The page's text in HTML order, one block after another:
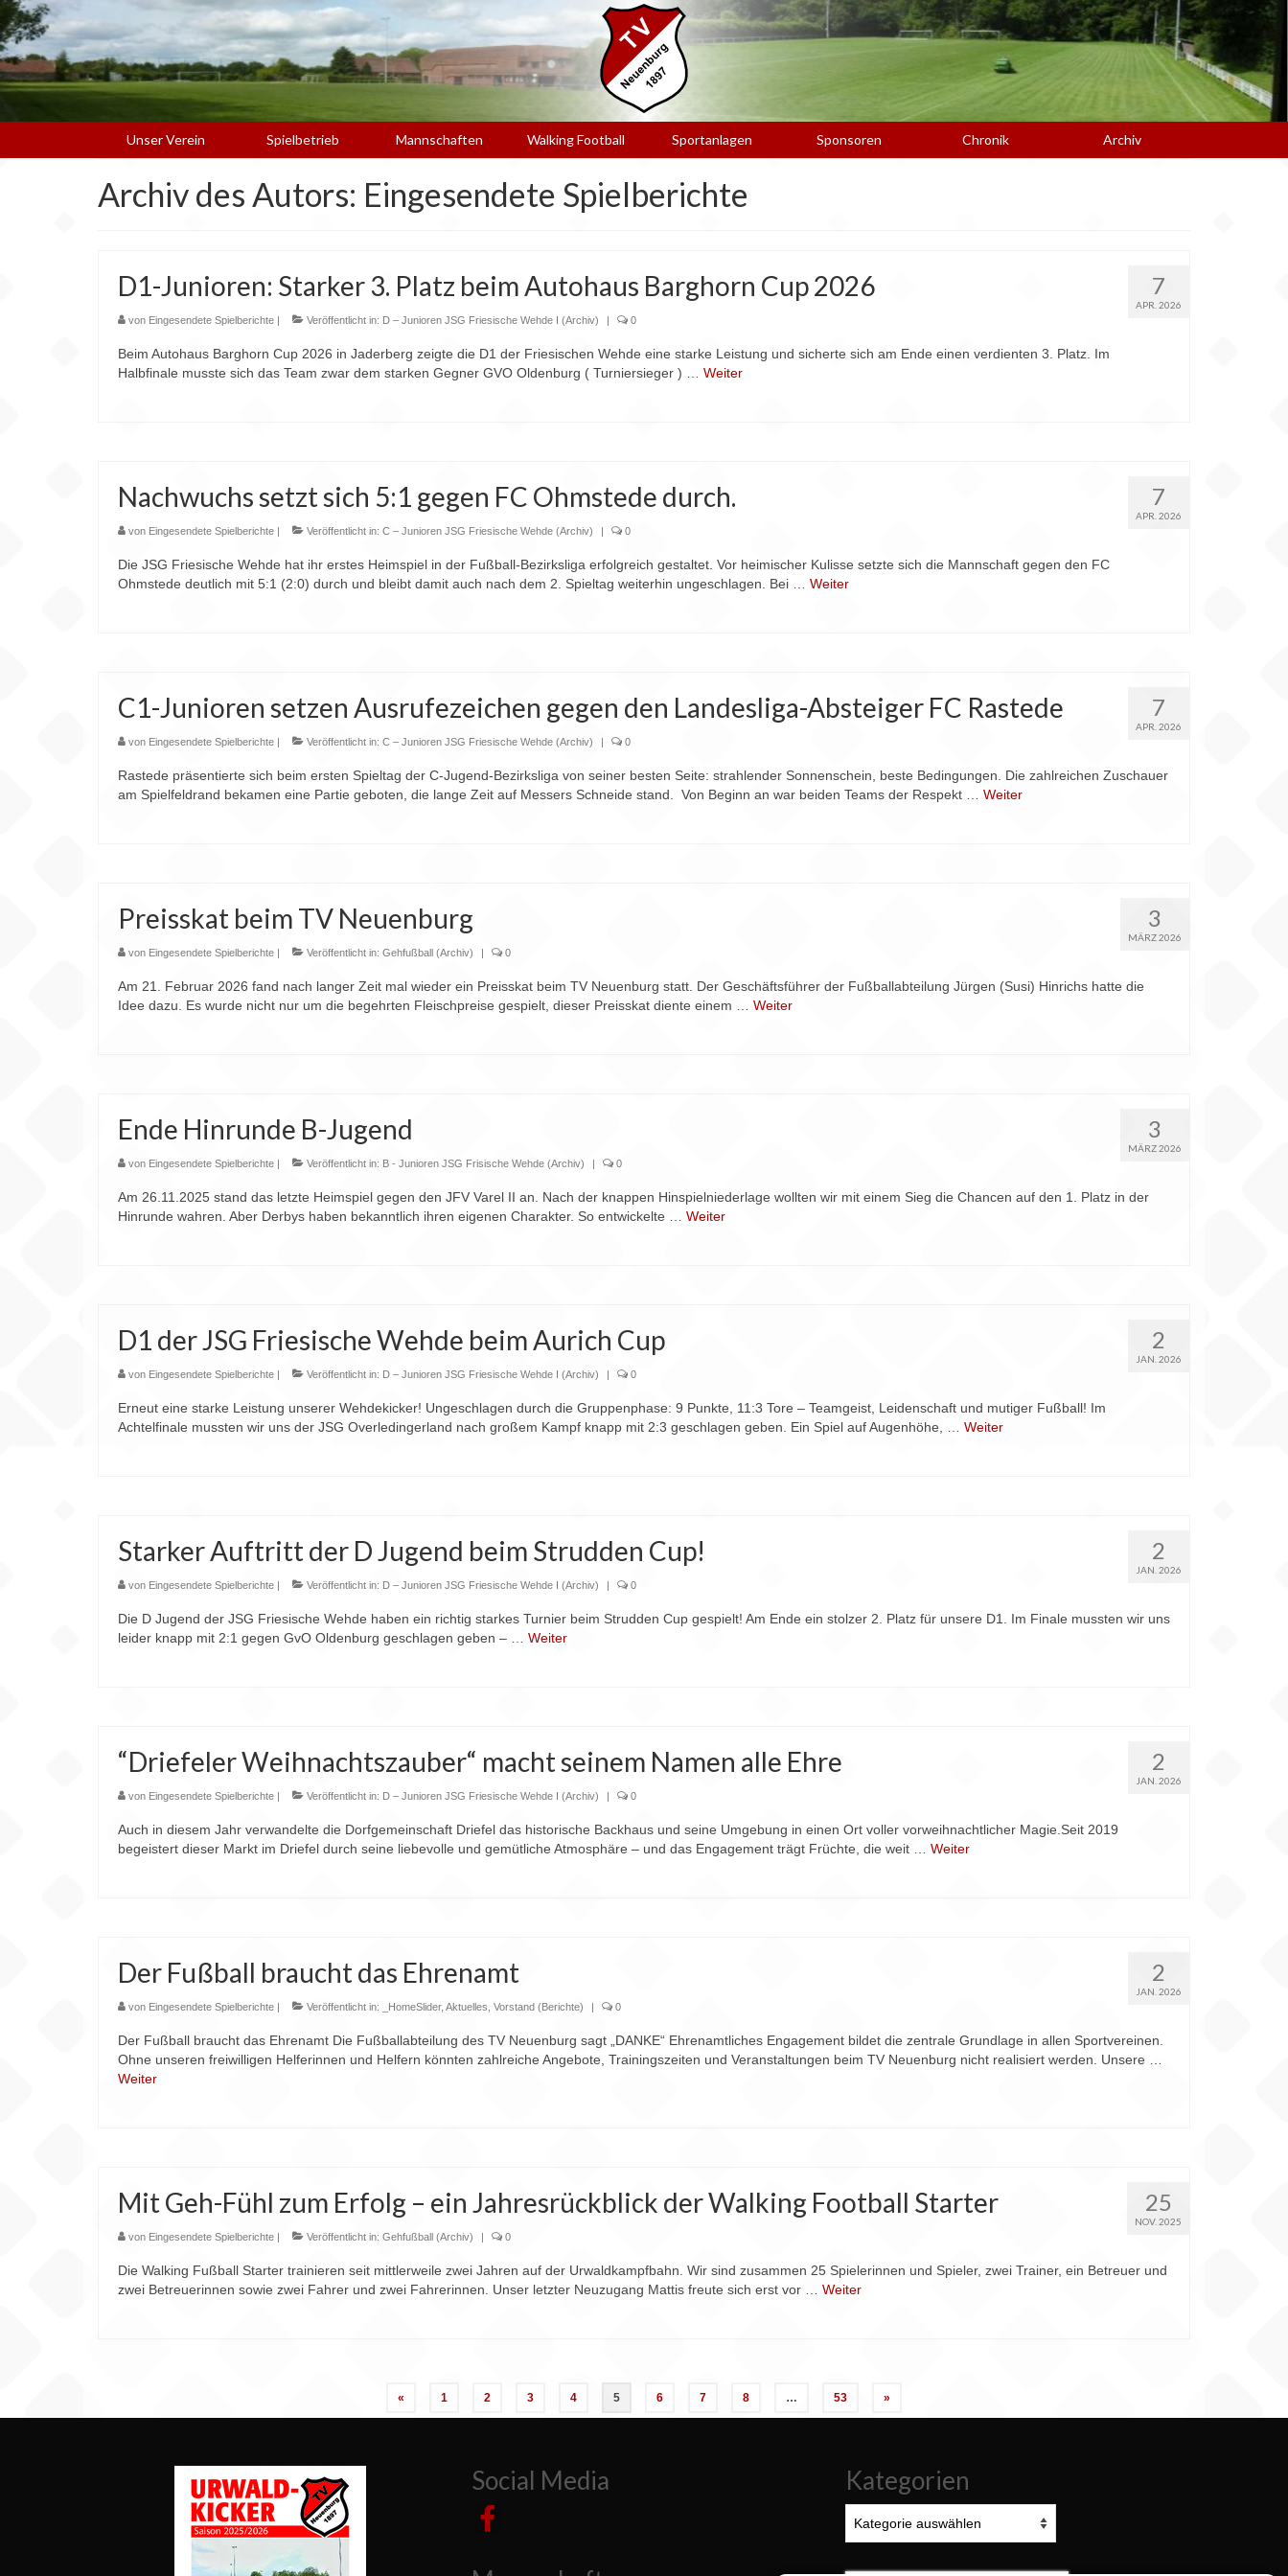
Unser Verein Spielbetrieb Mannschaften Walking Football Sportanlagen Sponsoren Chronik Archiv
Archiv des Autors: Eingesendete Spielberichte
7
APR. 2026
D1-Junioren: Starker 3. Platz beim Autohaus Barghorn Cup 2026
von Eingesendete Spielberichte | Veröffentlicht in: D – Junioren JSG Friesische Wehde I (Archiv) | 0
Beim Autohaus Barghorn Cup 2026 in Jaderberg zeigte die D1 der Friesischen Wehde eine starke Leistung und sicherte sich am Ende einen verdienten 3. Platz. Im
Halbfinale musste sich das Team zwar dem starken Gegner GVO Oldenburg ( Turniersieger ) … Weiter
7
APR. 2026
Nachwuchs setzt sich 5:1 gegen FC Ohmstede durch.
von Eingesendete Spielberichte | Veröffentlicht in: C – Junioren JSG Friesische Wehde (Archiv) | 0
Die JSG Friesische Wehde hat ihr erstes Heimspiel in der Fußball-Bezirksliga erfolgreich gestaltet. Vor heimischer Kulisse setzte sich die Mannschaft gegen den FC
Ohmstede deutlich mit 5:1 (2:0) durch und bleibt damit auch nach dem 2. Spieltag weiterhin ungeschlagen. Bei … Weiter
7
APR. 2026
C1-Junioren setzen Ausrufezeichen gegen den Landesliga-Absteiger FC Rastede
von Eingesendete Spielberichte | Veröffentlicht in: C – Junioren JSG Friesische Wehde (Archiv) | 0
Rastede präsentierte sich beim ersten Spieltag der C-Jugend-Bezirksliga von seiner besten Seite: strahlender Sonnenschein, beste Bedingungen. Die zahlreichen Zuschauer
am Spielfeldrand bekamen eine Partie geboten, die lange Zeit auf Messers Schneide stand. Von Beginn an war beiden Teams der Respekt … Weiter
3
MÄRZ 2026
Preisskat beim TV Neuenburg
von Eingesendete Spielberichte | Veröffentlicht in: Gehfußball (Archiv) | 0
Am 21. Februar 2026 fand nach langer Zeit mal wieder ein Preisskat beim TV Neuenburg statt. Der Geschäftsführer der Fußballabteilung Jürgen (Susi) Hinrichs hatte die
Idee dazu. Es wurde nicht nur um die begehrten Fleischpreise gespielt, dieser Preisskat diente einem … Weiter
3
MÄRZ 2026
Ende Hinrunde B-Jugend
von Eingesendete Spielberichte | Veröffentlicht in: B - Junioren JSG Frisische Wehde (Archiv) | 0
Am 26.11.2025 stand das letzte Heimspiel gegen den JFV Varel II an. Nach der knappen Hinspielniederlage wollten wir mit einem Sieg die Chancen auf den 1. Platz in der
Hinrunde wahren. Aber Derbys haben bekanntlich ihren eigenen Charakter. So entwickelte … Weiter
2
JAN. 2026
D1 der JSG Friesische Wehde beim Aurich Cup
von Eingesendete Spielberichte | Veröffentlicht in: D – Junioren JSG Friesische Wehde I (Archiv) | 0
Erneut eine starke Leistung unserer Wehdekicker! Ungeschlagen durch die Gruppenphase: 9 Punkte, 11:3 Tore – Teamgeist, Leidenschaft und mutiger Fußball! Im
Achtelfinale mussten wir uns der JSG Overledingerland nach großem Kampf knapp mit 2:3 geschlagen geben. Ein Spiel auf Augenhöhe, … Weiter
2
JAN. 2026
Starker Auftritt der D Jugend beim Strudden Cup!
von Eingesendete Spielberichte | Veröffentlicht in: D – Junioren JSG Friesische Wehde I (Archiv) | 0
Die D Jugend der JSG Friesische Wehde haben ein richtig starkes Turnier beim Strudden Cup gespielt! Am Ende ein stolzer 2. Platz für unsere D1. Im Finale mussten wir uns
leider knapp mit 2:1 gegen GvO Oldenburg geschlagen geben – … Weiter
2
JAN. 2026
“Driefeler Weihnachtszauber“ macht seinem Namen alle Ehre
von Eingesendete Spielberichte | Veröffentlicht in: D – Junioren JSG Friesische Wehde I (Archiv) | 0
Auch in diesem Jahr verwandelte die Dorfgemeinschaft Driefel das historische Backhaus und seine Umgebung in einen Ort voller vorweihnachtlicher Magie.Seit 2019
begeistert dieser Markt im Driefel durch seine liebevolle und gemütliche Atmosphäre – und das Engagement trägt Früchte, die weit … Weiter
2
JAN. 2026
Der Fußball braucht das Ehrenamt
von Eingesendete Spielberichte | Veröffentlicht in: _HomeSlider, Aktuelles Vorstand (Berichte) | 0
Der Fußball braucht das Ehrenamt Die Fußballabteilung des TV Neuenburg sagt „DANKE“ Ehrenamtliches Engagement bildet die zentrale Grundlage in allen Sportvereinen.
Ohne unseren freiwilligen Helferinnen und Helfern könnten zahlreiche Angebote, Trainingszeiten und Veranstaltungen beim TV Neuenburg nicht realisiert werden. Unsere …
Weiter
25
NOV. 2025
Mit Geh-Fühl zum Erfolg – ein Jahresrückblick der Walking Football Starter
von Eingesendete Spielberichte | Veröffentlicht in: Gehfußball (Archiv) | 0
Die Walking Fußball Starter trainieren seit mittlerweile zwei Jahren auf der Urwaldkampfbahn. Wir sind zusammen 25 Spielerinnen und Spieler, zwei Trainer, ein Betreuer und
zwei Betreuerinnen sowie zwei Fahrer und zwei Fahrerinnen. Unser letzter Neuzugang Mattis freute sich erst vor … Weiter
der
« 1 2 3 4 5 6 7 8 … 53 »
Social Media Kategorien